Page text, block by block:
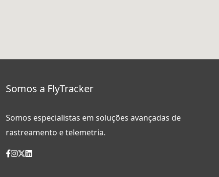
Somos a FlyTracker
Somos especialistas em soluções avançadas de
rastreamento e telemetria.